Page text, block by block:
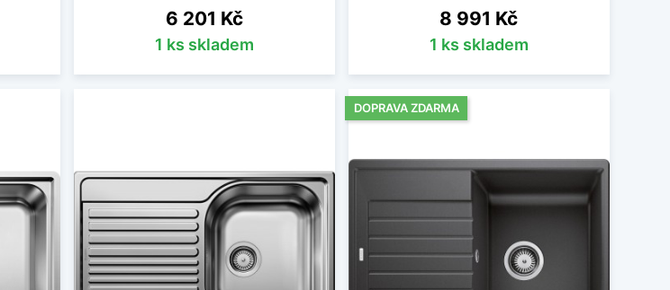
Cena
6 201 Kč
1 ks skladem
Cena
8 991 Kč
1 ks skladem
DOPRAVA ZDARMA